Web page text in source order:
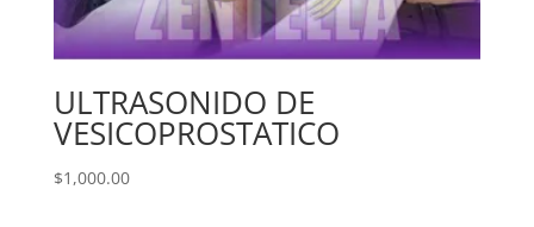
ULTRASONIDO DE
VESICOPROSTATICO
$1,000.00